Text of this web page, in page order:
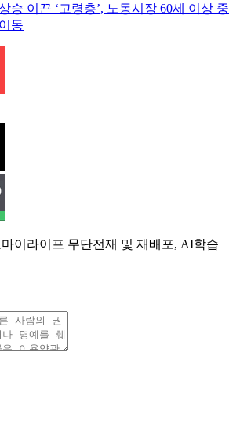
승 이끈 ‘고령층’, 노동시장 60세 이상 중
동
이라이프 무단전재 및 재배포, AI학습